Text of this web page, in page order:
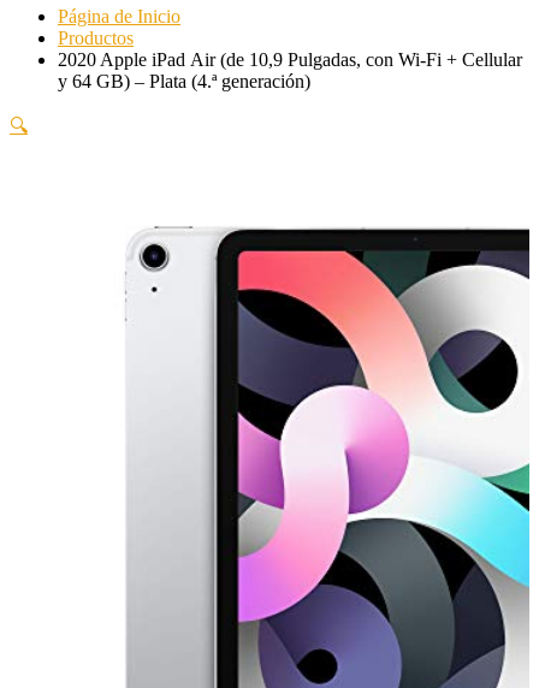
Página de Inicio
Productos
2020 Apple iPad Air (de 10,9 Pulgadas, con Wi-Fi + Cellular
y 64 GB) – Plata (4.ª generación)
🔍